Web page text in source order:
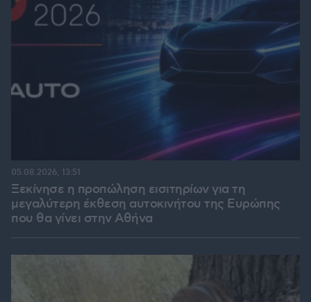
Ξεκίνησε η προπώληση εισιτηρίων για τη
μεγαλύτερη έκθεση αυτοκινήτου της Ευρώπης
που θα γίνει στην Αθήνα
05.08.2026, 13:51